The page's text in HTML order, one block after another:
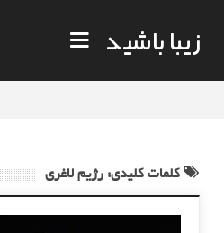
زیبا باشید
کلمات کلیدی: رژیم لاغری